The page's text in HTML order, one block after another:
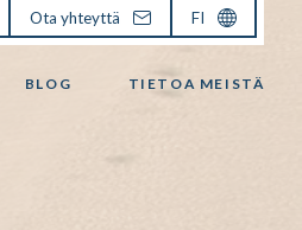
BLOG TIETOA MEISTÄ
Ota yhteyttä FI